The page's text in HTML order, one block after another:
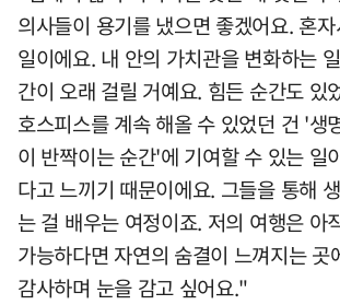
의사들이 용기를 냈으면 좋겠어요. 혼
일이에요. 내 안의 가치관을 변화하는
간이 오래 걸릴 거예요. 힘든 순간도 있
호스피스를 계속 해올 수 있었던 건 '생
이 반짝이는 순간'에 기여할 수 있는 일
다고 느끼기 때문이에요. 그들을 통해
는 걸 배우는 여정이죠. 저의 여행은 아
가능하다면 자연의 숨결이 느껴지는 곳
감사하며 눈을 감고 싶어요."